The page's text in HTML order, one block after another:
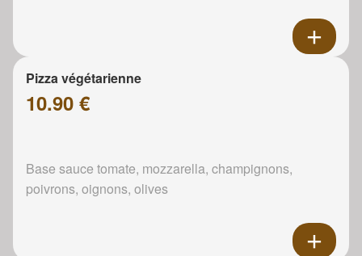
Pizza végétarienne
10.90 €
Base sauce tomate, mozzarella, champignons,
poivrons, oignons, olives